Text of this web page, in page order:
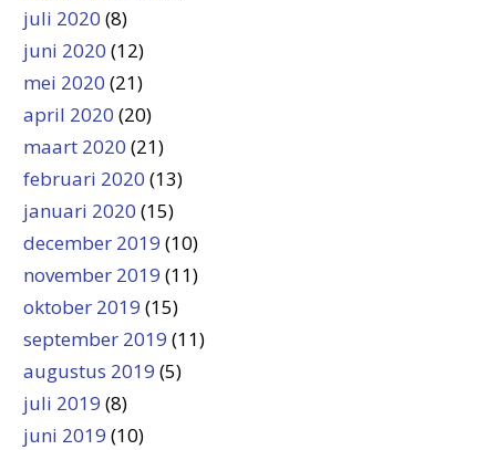
juli 2020 (8)
juni 2020 (12)
mei 2020 (21)
april 2020 (20)
maart 2020 (21)
februari 2020 (13)
januari 2020 (15)
december 2019 (10)
november 2019 (11)
oktober 2019 (15)
september 2019 (11)
augustus 2019 (5)
juli 2019 (8)
juni 2019 (10)